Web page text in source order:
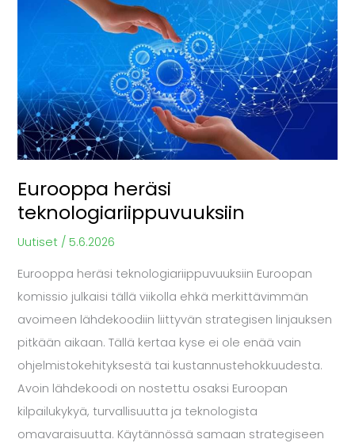
Eurooppa heräsi
teknologiariippuvuuksiin
Uutiset /5.6.2026
Eurooppa heräsi teknologiariippuvuuksiin Euroopan
komissio julkaisi tällä viikolla ehkä merkittävimmän
avoimeen lähdekoodiin liittyvän strategisen linjauksen
pitkään aikaan. Tällä kertaa kyse ei ole enää vain
ohjelmistokehityksestä tai kustannustehokkuudesta.
Avoin lähdekoodi on nostettu osaksi Euroopan
kilpailukykyä, turvallisuutta ja teknologista
omavaraisuutta. Käytännössä samaan strategiseen
teknologiariippuvuuksiin